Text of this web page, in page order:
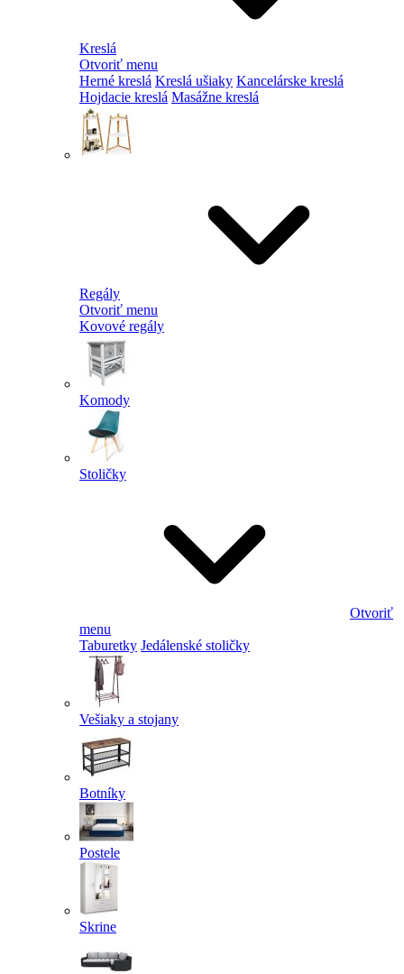
Kreslá
Otvoriť menu
Herné kreslá Kreslá ušiaky Kancelárske kreslá
Hojdacie kreslá Masážne kreslá
Regály
Otvoriť menu
Kovové regály
Komody
Stoličky
Otvoriť
menu
Taburetky Jedálenské stoličky
Vešiaky a stojany
Botníky
Postele
Skrine